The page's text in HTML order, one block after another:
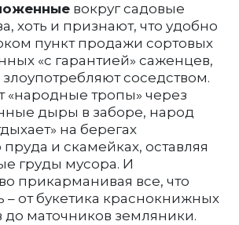
вокруг садовые
хоть и признают, что удобно
пункт продажи сортовых
«с гарантией» саженцев,
соседством.
«народные тропы» через
дыры в заборе, народ
на берегах
и скамейках, оставляя
груды мусора. И
прикарманивая все, что
– от букетика краснокнижных
до маточников земляники.